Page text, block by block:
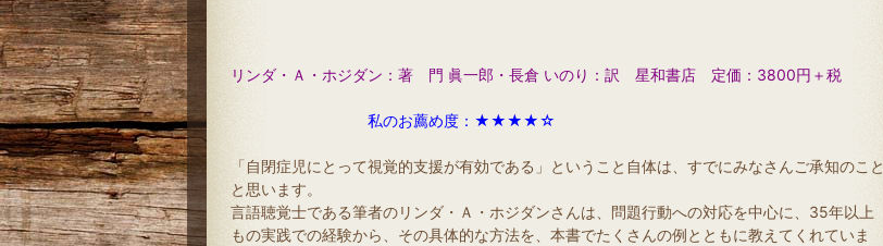
リンダ・Ａ・ホジダン：著 門 眞一郎・長倉 いのり：訳 星和書店 定価：3800円＋税
私のお薦め度：★★★★☆
「自閉症児にとって視覚的支援が有効である」ということ自体は、すでにみなさんご承知のこと
と思います。
言語聴覚士である筆者のリンダ・Ａ・ホジダンさんは、問題行動への対応を中心に、35年以上
もの実践での経験から、その具体的な方法を、本書でたくさんの例とともに教えてくれていま